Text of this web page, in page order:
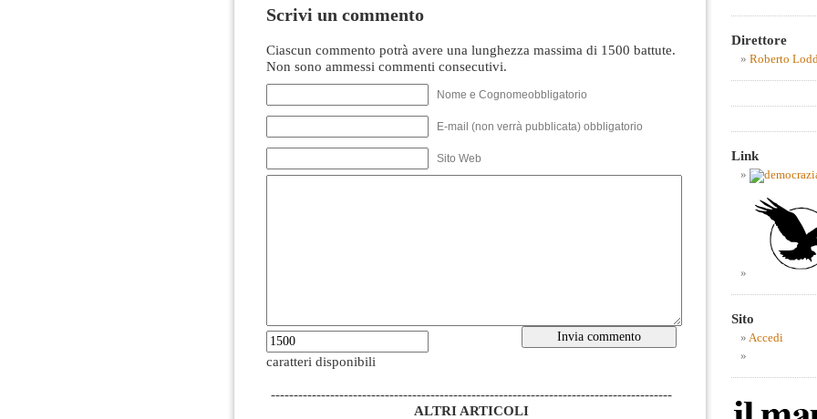
Scrivi un commento
Ciascun commento potrà avere una lunghezza massima di 1500 battute.
Non sono ammessi commenti consecutivi.
Nome e Cognomeobbligatorio
E-mail (non verrà pubblicata) obbligatorio
Sito Web
caratteri disponibili
----------------------------------------------------------------------------------------
ALTRI ARTICOLI
Direttore
Roberto
Link
Sito
Accedi